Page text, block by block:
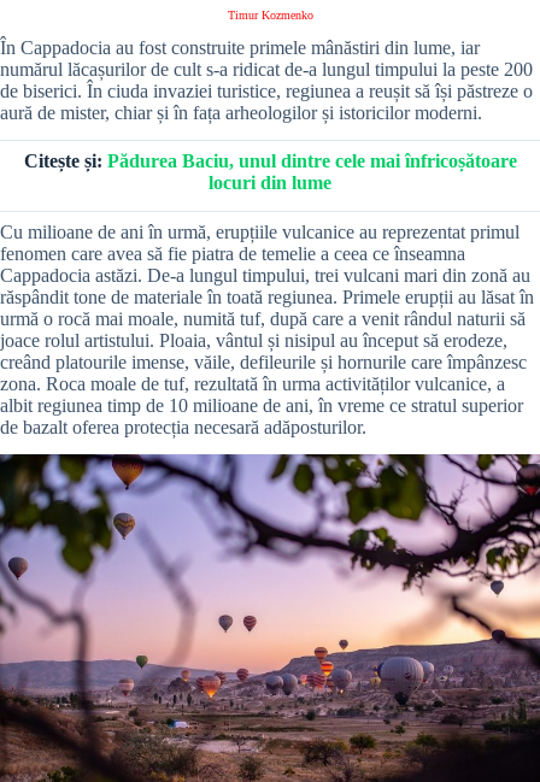
Timur Kozmenko
În Cappadocia au fost construite primele mânăstiri din lume, iar
numărul lăcașurilor de cult s-a ridicat de-a lungul timpului la peste 200
de biserici. În ciuda invaziei turistice, regiunea a reușit să își păstreze o
aură de mister, chiar și în fața arheologilor și istoricilor moderni.
Citește și: Pădurea Baciu, unul dintre cele mai înfricoșătoare
locuri din lume
Cu milioane de ani în urmă, erupțiile vulcanice au reprezentat primul
fenomen care avea să fie piatra de temelie a ceea ce înseamna
Cappadocia astăzi. De-a lungul timpului, trei vulcani mari din zonă au
răspândit tone de materiale în toată regiunea. Primele erupții au lăsat în
urmă o rocă mai moale, numită tuf, după care a venit rândul naturii să
joace rolul artistului. Ploaia, vântul și nisipul au început să erodeze,
creând platourile imense, văile, defileurile și hornurile care împânzesc
zona. Roca moale de tuf, rezultată în urma activităților vulcanice, a
albit regiunea timp de 10 milioane de ani, în vreme ce stratul superior
de bazalt oferea protecția necesară adăposturilor.